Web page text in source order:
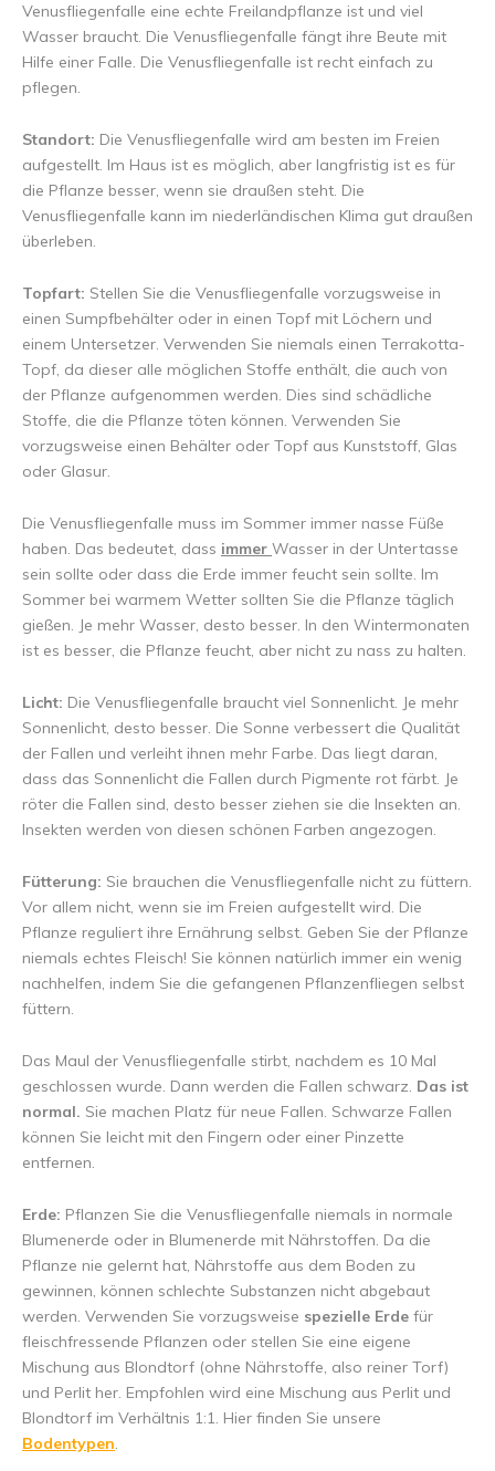
Venusfliegenfalle eine echte Freilandpflanze ist und viel
Wasser braucht. Die Venusfliegenfalle fängt ihre Beute mit
Hilfe einer Falle. Die Venusfliegenfalle ist recht einfach zu
pflegen.
Standort: Die Venusfliegenfalle wird am besten im Freien
aufgestellt. Im Haus ist es möglich, aber langfristig ist es für
die Pflanze besser, wenn sie draußen steht. Die
Venusfliegenfalle kann im niederländischen Klima gut draußen
überleben.
Topfart: Stellen Sie die Venusfliegenfalle vorzugsweise in
einen Sumpfbehälter oder in einen Topf mit Löchern und
einem Untersetzer. Verwenden Sie niemals einen Terrakotta-
Topf, da dieser alle möglichen Stoffe enthält, die auch von
der Pflanze aufgenommen werden. Dies sind schädliche
Stoffe, die die Pflanze töten können. Verwenden Sie
vorzugsweise einen Behälter oder Topf aus Kunststoff, Glas
oder Glasur.
Die Venusfliegenfalle muss im Sommer immer nasse Füße
haben. Das bedeutet, dass immer Wasser in der Untertasse
sein sollte oder dass die Erde immer feucht sein sollte. Im
Sommer bei warmem Wetter sollten Sie die Pflanze täglich
gießen. Je mehr Wasser, desto besser. In den Wintermonaten
ist es besser, die Pflanze feucht, aber nicht zu nass zu halten.
Licht: Die Venusfliegenfalle braucht viel Sonnenlicht. Je mehr
Sonnenlicht, desto besser. Die Sonne verbessert die Qualität
der Fallen und verleiht ihnen mehr Farbe. Das liegt daran,
dass das Sonnenlicht die Fallen durch Pigmente rot färbt. Je
röter die Fallen sind, desto besser ziehen sie die Insekten an.
Insekten werden von diesen schönen Farben angezogen.
Fütterung: Sie brauchen die Venusfliegenfalle nicht zu füttern.
Vor allem nicht, wenn sie im Freien aufgestellt wird. Die
Pflanze reguliert ihre Ernährung selbst. Geben Sie der Pflanze
niemals echtes Fleisch! Sie können natürlich immer ein wenig
nachhelfen, indem Sie die gefangenen Pflanzenfliegen selbst
füttern.
Das Maul der Venusfliegenfalle stirbt, nachdem es 10 Mal
geschlossen wurde. Dann werden die Fallen schwarz. Das ist
normal. Sie machen Platz für neue Fallen. Schwarze Fallen
können Sie leicht mit den Fingern oder einer Pinzette
entfernen.
Erde: Pflanzen Sie die Venusfliegenfalle niemals in normale
Blumenerde oder in Blumenerde mit Nährstoffen. Da die
Pflanze nie gelernt hat, Nährstoffe aus dem Boden zu
gewinnen, können schlechte Substanzen nicht abgebaut
werden. Verwenden Sie vorzugsweise spezielle Erde für
fleischfressende Pflanzen oder stellen Sie eine eigene
Mischung aus Blondtorf (ohne Nährstoffe, also reiner Torf)
und Perlit her. Empfohlen wird eine Mischung aus Perlit und
Blondtorf im Verhältnis 1:1. Hier finden Sie unsere
Bodentypen.